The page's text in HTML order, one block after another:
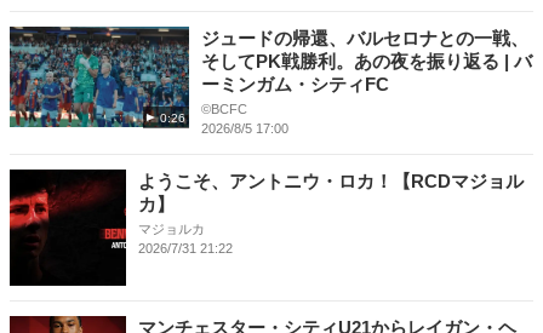
0:26
ジュードの帰還、バルセロナとの一戦、
そしてPK戦勝利。あの夜を振り返る | バ
ーミンガム・シティFC
©BCFC
2026/8/5 17:00
ようこそ、アントニウ・ロカ！【RCDマジョル
カ】
マジョルカ
2026/7/31 21:22
マンチェスター・シティU21からレイガン・ヘ